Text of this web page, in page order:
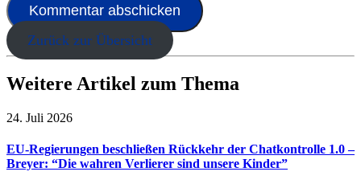
Zurück zur Übersicht
Weitere Artikel zum Thema
24. Juli 2026
EU-Regierungen beschließen Rückkehr der Chatkontrolle 1.0 –
Breyer: “Die wahren Verlierer sind unsere Kinder”